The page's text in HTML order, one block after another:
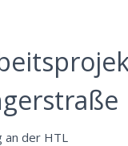
an der HTL